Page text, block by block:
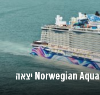
ענקית חדשה בים: אוניית הקרוזים Norwegian Aqua יצאה